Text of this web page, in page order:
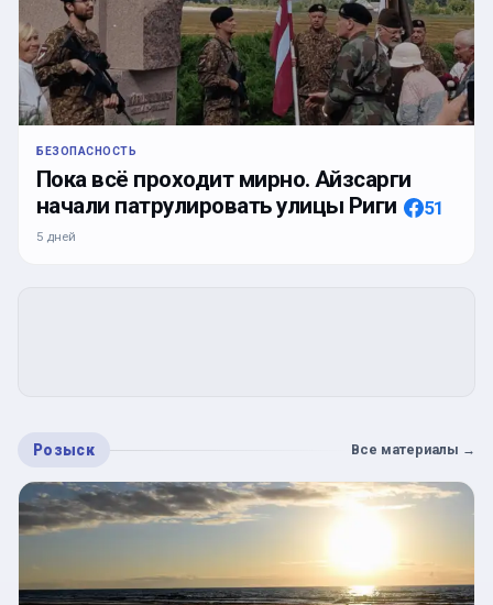
БЕЗОПАСНОСТЬ
Пока всё проходит мирно. Айзсарги
начали патрулировать улицы Риги
51
5 дней
Розыск Все материалы →